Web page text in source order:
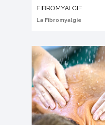
FIBROMYALGIE
La Fibromyalgie